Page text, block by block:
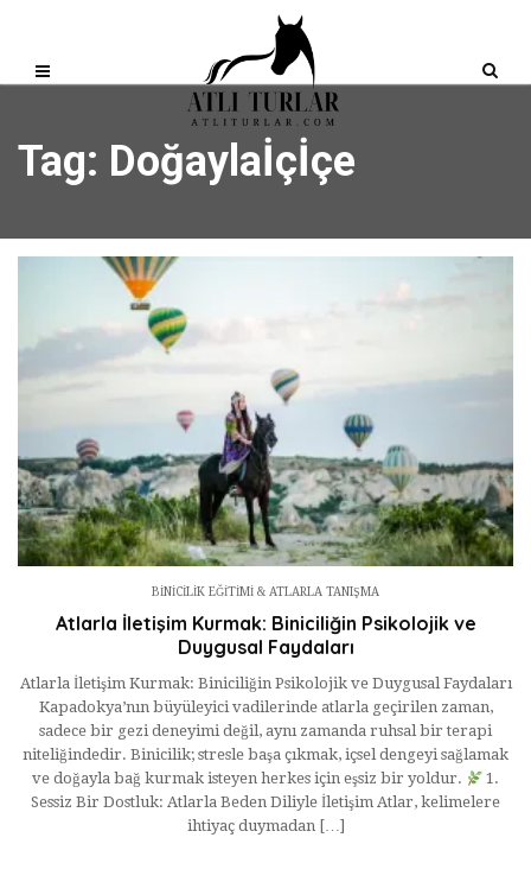
Tag: Doğaylaİçİçe
BINICILIK EĞITIMI & ATLARLA TANIŞMA
Atlarla İletişim Kurmak: Biniciliğin Psikolojik ve
Duygusal Faydaları
Atlarla İletişim Kurmak: Biniciliğin Psikolojik ve Duygusal Faydaları
Kapadokya’nın büyüleyici vadilerinde atlarla geçirilen zaman,
sadece bir gezi deneyimi değil, aynı zamanda ruhsal bir terapi
niteliğindedir. Binicilik; stresle başa çıkmak, içsel dengeyi sağlamak
ve doğayla bağ kurmak isteyen herkes için eşsiz bir yoldur.
1.
Sessiz Bir Dostluk: Atlarla Beden Diliyle İletişim Atlar, kelimelere
ihtiyaç duymadan […]